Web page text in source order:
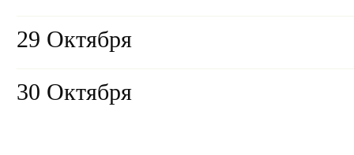
29 Октября
30 Октября